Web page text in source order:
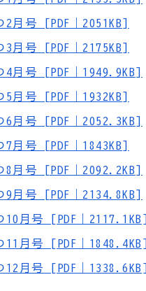
2月号 [PDF｜2051KB]
3月号 [PDF｜2175KB]
4月号 [PDF｜1949.9KB]
5月号 [PDF｜1932KB]
6月号 [PDF｜2052.3KB]
7月号 [PDF｜1843KB]
8月号 [PDF｜2092.2KB]
9月号 [PDF｜2134.8KB]
10月号 [PDF｜2117.1KB]
11月号 [PDF｜1848.4KB]
12月号 [PDF｜1338.6KB]